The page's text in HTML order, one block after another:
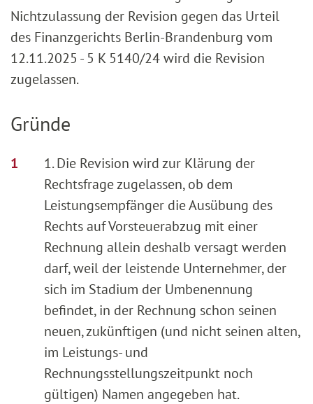
Nichtzulassung der Revision gegen das Urteil
des Finanzgerichts Berlin-Brandenburg vom
12.11.2025 - 5 K 5140/24 wird die Revision
zugelassen.
Gründe
1. Die Revision wird zur Klärung der
Rechtsfrage zugelassen, ob dem
Leistungsempfänger die Ausübung des
Rechts auf Vorsteuerabzug mit einer
Rechnung allein deshalb versagt werden
darf, weil der leistende Unternehmer, der
sich im Stadium der Umbenennung
befindet, in der Rechnung schon seinen
neuen, zukünftigen (und nicht seinen alten,
im Leistungs- und
Rechnungsstellungszeitpunkt noch
gültigen) Namen angegeben hat.